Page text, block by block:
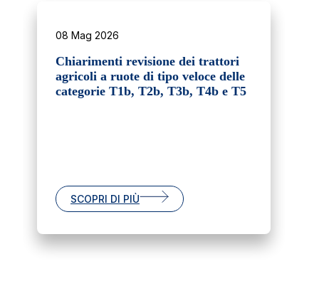
08 Mag 2026
Chiarimenti revisione dei trattori
agricoli a ruote di tipo veloce delle
categorie T1b, T2b, T3b, T4b e T5
SCOPRI DI PIÙ